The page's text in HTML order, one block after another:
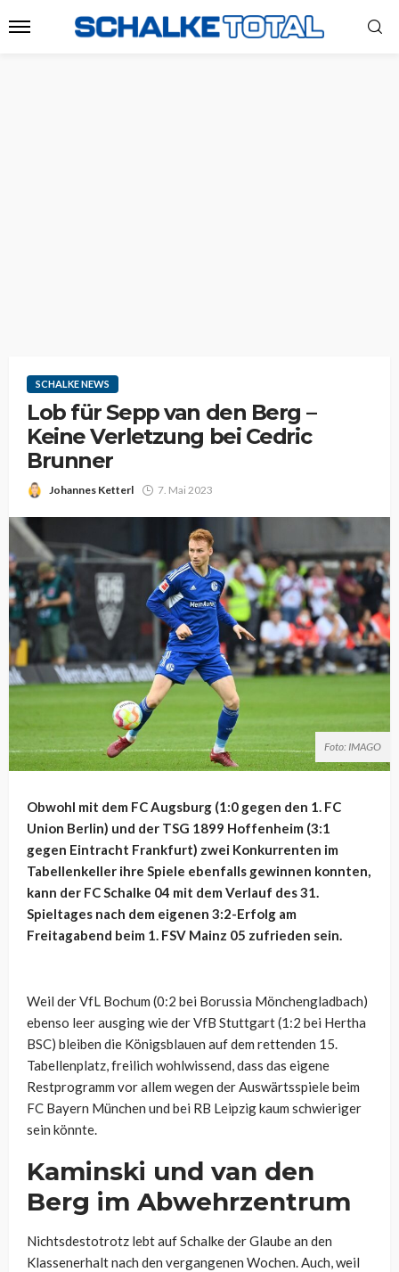
SCHALKE NEWS
Lob für Sepp van den Berg –
Keine Verletzung bei Cedric
Brunner
Johannes Ketterl 7. Mai 2023
Foto: IMAGO
Obwohl mit dem FC Augsburg (1:0 gegen den 1. FC
Union Berlin) und der TSG 1899 Hoffenheim (3:1
gegen Eintracht Frankfurt) zwei Konkurrenten im
Tabellenkeller ihre Spiele ebenfalls gewinnen konnten,
kann der FC Schalke 04 mit dem Verlauf des 31.
Spieltages nach dem eigenen 3:2-Erfolg am
Freitagabend beim 1. FSV Mainz 05 zufrieden sein.
Weil der VfL Bochum (0:2 bei Borussia Mönchengladbach)
ebenso leer ausging wie der VfB Stuttgart (1:2 bei Hertha
BSC) bleiben die Königsblauen auf dem rettenden 15.
Tabellenplatz, freilich wohlwissend, dass das eigene
Restprogramm vor allem wegen der Auswärtsspiele beim
FC Bayern München und bei RB Leipzig kaum schwieriger
sein könnte.
Kaminski und van den
Berg im Abwehrzentrum
Nichtsdestotrotz lebt auf Schalke der Glaube an den
Klassenerhalt nach den vergangenen Wochen. Auch, weil